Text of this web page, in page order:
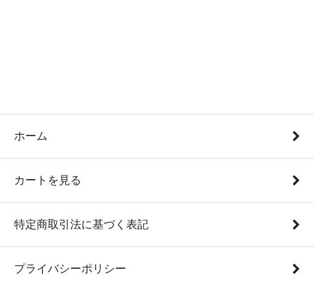
ホーム
カートを見る
特定商取引法に基づく表記
プライバシーポリシー